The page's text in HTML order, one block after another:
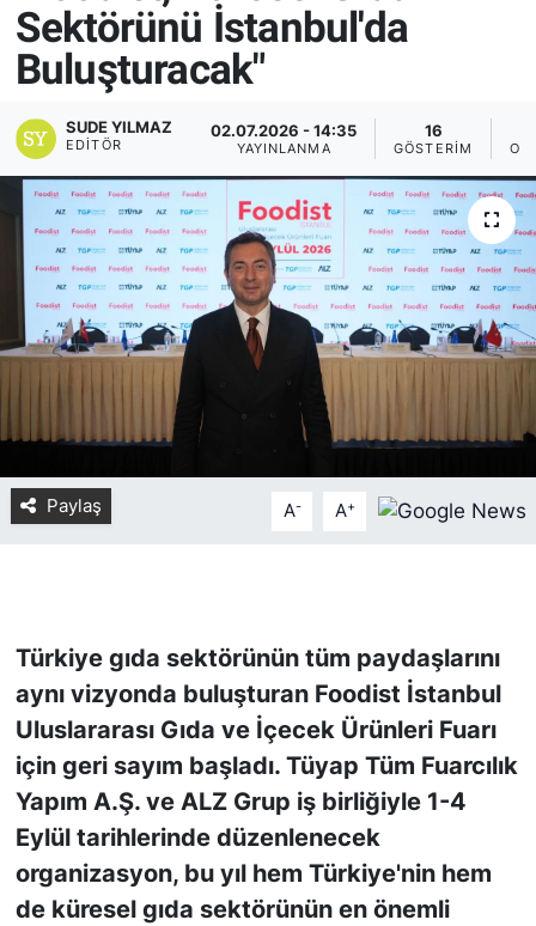
Sektörünü İstanbul'da
Buluşturacak"
SUDE YILMAZ
EDITÖR
02.07.2026 - 14:35
YAYINLANMA
16
GÖSTERIM
Paylaş A- A+
Türkiye gıda sektörünün tüm paydaşlarını
aynı vizyonda buluşturan Foodist İstanbul
Uluslararası Gıda ve İçecek Ürünleri Fuarı
için geri sayım başladı. Tüyap Tüm Fuarcılık
Yapım A.Ş. ve ALZ Grup iş birliğiyle 1-4
Eylül tarihlerinde düzenlenecek
organizasyon, bu yıl hem Türkiye'nin hem
de küresel gıda sektörünün en önemli
Yurt Dışı Fuarlar
KÜLTÜR SANAT
FUAR HABERLERİ
FUAR TAKVİMİ
Amerika Fuarları
FUAR RAPORU
FESTİVAL TAKVİMİ
KONGRE TAKVİMİ
RÖPORTAJLAR
BİYOGRAFİLER